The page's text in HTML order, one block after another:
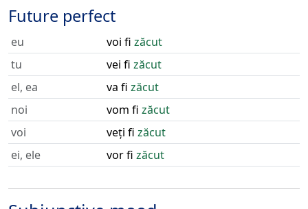
Future perfect
eu voi fi zăcut
tu
vei fi zăcut
el, ea
va fi zăcut
noi
vom fi zăcut
voi
veți fi zăcut
ei, ele
vor fi zăcut